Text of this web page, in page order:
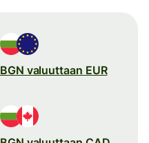
BGN valuuttaan EUR